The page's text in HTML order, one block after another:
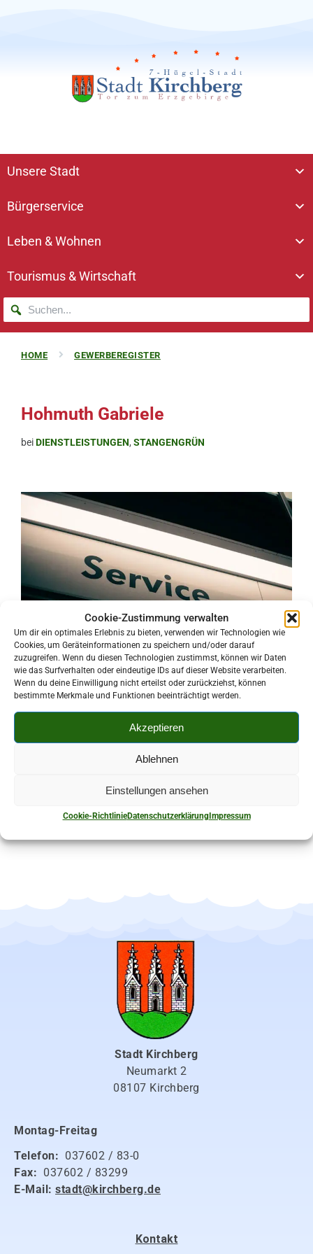
Cookie-Zustimmung verwalten
Um dir ein optimales Erlebnis zu bieten, verwenden wir Technologien wie
Cookies, um Geräteinformationen zu speichern und/oder darauf
zuzugreifen. Wenn du diesen Technologien zustimmst, können wir Daten
wie das Surfverhalten oder eindeutige IDs auf dieser Website verarbeiten.
Wenn du deine Einwilligung nicht erteilst oder zurückziehst, können
bestimmte Merkmale und Funktionen beeinträchtigt werden.
Akzeptieren
Ablehnen
Einstellungen ansehen
Cookie-RichtlinieDatenschutzerklärungImpressum
Unsere Stadt
Bürgerservice
Leben & Wohnen
Tourismus & Wirtschaft
HOME GEWERBEREGISTER
Hohmuth Gabriele
beiDIENSTLEISTUNGEN, STANGENGRÜN
Kontaktperson:
Gabriele Hohmuth
Obercrinitzer Straße 9 08107 Kirchberg-
Stadt Kirchberg
Neumarkt 2
08107 Kirchberg
Montag-Freitag
Telefon: 037602 / 83-0
Fax: 037602 / 83299
E-Mail: stadt@kirchberg.de
Kontakt